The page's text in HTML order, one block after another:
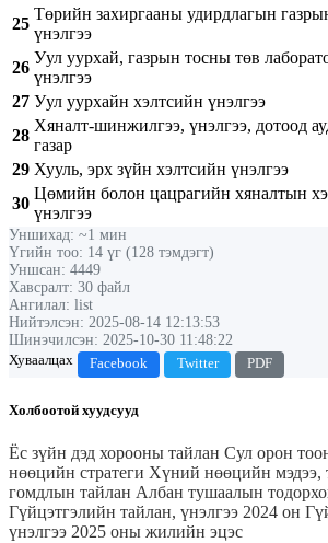
25
Төрийн захиргааны удирдлагын
үнэлгээ
26
Уул уурхай, газрын тосны төв
үнэлгээ
27 Уул уурхайн хэлтсийн үнэлгээ
28
Хяналт-шинжилгээ, үнэлгээ, дотоод
газар
29 Хууль, эрх зүйн хэлтсийн үнэлгээ
30
Цөмийн болон цацрагийн хяналтын
үнэлгээ
Уншихад: ~1 мин
Үгийн тоо: 14 үг (128 тэмдэгт)
Уншсан: 4449
Хавсралт: 30 файл
Ангилал: list
Нийтэлсэн: 2025-08-14 12:13:53
Шинэчилсэн: 2025-10-30 11:48:22
Хуваалцах
Facebook Twitter PDF
Холбоотой хуудсууд
Ёс зүйн дэд хорооны тайлан Сул орон
нөөцийн стратеги Хүний нөөцийн мэдээ,
гомдлын тайлан Албан тушаалын
Гүйцэтгэлийн тайлан, үнэлгээ 2024 он
үнэлгээ 2025 оны жилийн эцэс